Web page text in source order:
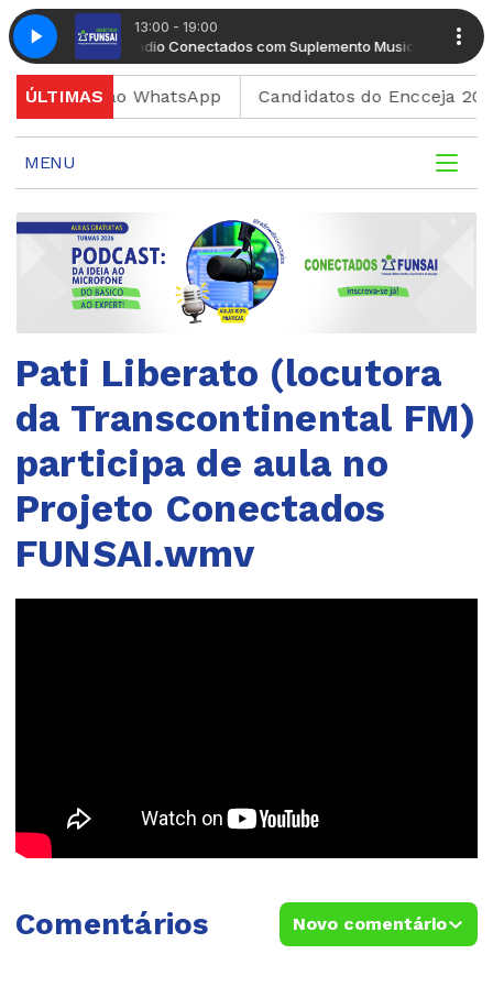
13:00 - 19:00
MusicalRadio Conectados com Suplemento Musical
ÚLTIMAS
ao WhatsApp Candidatos do Encceja 2026
MENU
Pati Liberato (locutora
da Transcontinental FM)
participa de aula no
Projeto Conectados
FUNSAI.wmv
Comentários Novo comentário